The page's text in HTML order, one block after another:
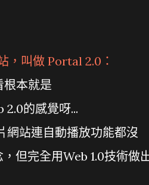
，叫做 Portal 2.0：
本就是
的感覺呀...
站連自動播放功能都沒
但完全用Web 1.0技術做